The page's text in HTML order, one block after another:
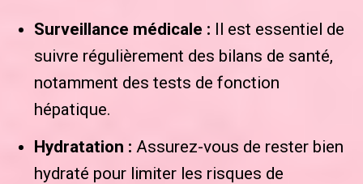
Surveillance médicale : Il est essentiel de
suivre régulièrement des bilans de santé,
notamment des tests de fonction
hépatique.
Hydratation : Assurez-vous de rester bien
hydraté pour limiter les risques de